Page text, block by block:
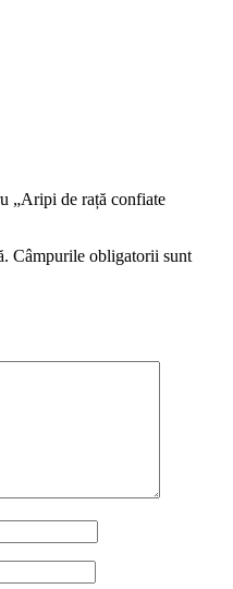
„Aripi de rață confiate
Câmpurile obligatorii sunt